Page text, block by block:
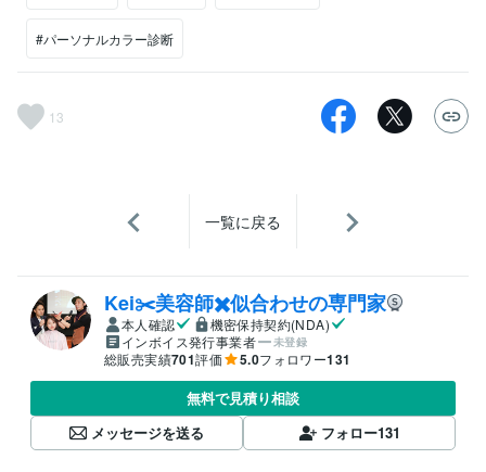
#パーソナルカラー診断
13
一覧に戻る
Kei✂️美容師✖️似合わせの専門家
本人確認
機密保持契約(NDA)
インボイス発行事業者
未登録
総販売実績701評価 5.0フォロワー131
無料で見積り相談
メッセージを送る
フォロー131